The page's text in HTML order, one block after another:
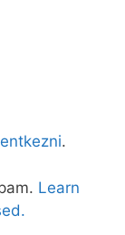
.
Learn